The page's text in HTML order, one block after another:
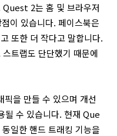
Quest 2는 홈 및 브라우저
이 있습니다. 페이스북은
또한 더 작다고 말합니다.
트랩도 단단했기 때문에
픽을 만들 수 있으며 개선
될 수 있습니다. 현재 Que
일한 핸드 트래킹 기능을